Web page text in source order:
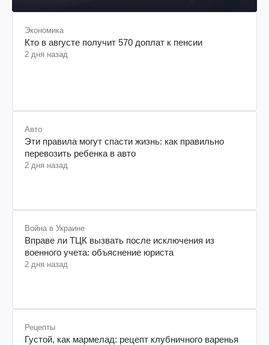
Экономика
Кто в августе получит 570 доплат к пенсии
2 дня назад
Авто
Эти правила могут спасти жизнь: как правильно
перевозить ребенка в авто
2 дня назад
Война в Украине
Вправе ли ТЦК вызвать после исключения из
военного учета: объяснение юриста
2 дня назад
Рецепты
Густой, как мармелад: рецепт клубничного варенья